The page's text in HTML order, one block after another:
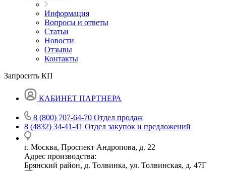
Информация
Вопросы и ответы
Статьи
Новости
Отзывы
Контакты
Запросить КП
КАБИНЕТ ПАРТНЕРА
8 (800) 707-64-70 Отдел продаж
8 (4832) 34-41-41 Отдел закупок и предложений
г. Москва, Проспект Андропова, д. 22
Адрес производства:
Брянский район, д. Толвинка, ул. Толвинская, д. 47Г